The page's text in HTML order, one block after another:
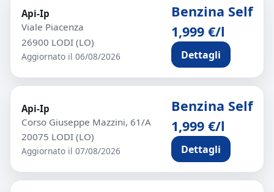
Api-Ip
Viale Piacenza
26900 LODI (LO)
Aggiornato il 06/08/2026
Benzina Self
1,999 €/l
Dettagli
Api-Ip
Corso Giuseppe Mazzini, 61/A
20075 LODI (LO)
Aggiornato il 07/08/2026
Benzina Self
1,999 €/l
Dettagli